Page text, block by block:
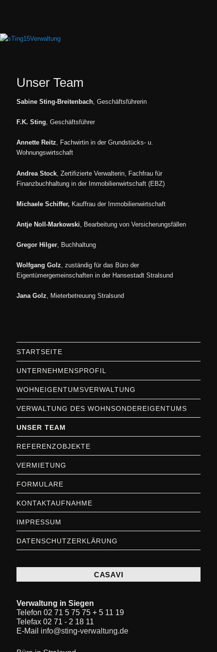
springen
Unser Team
Sabine Sting-Breitenbach, Geschäftsführerin
F.K. Sting, Geschäftsführer
Annette Reitz, Fachwirtin in der Grundstücks- u.
Wohnungswirtschaft
Andrea Stock , Zertifizierte Verwalterin, Fachfrau für
Finanzbuchhaltung in der Immobilienwirtschaft (EBZ)
Michaele Schiffer, Kauffrau der Immobilienwirtschaft
Antje Noll-Markowski , Bearbeitung von Versicherungsfällen
Gregor Hilger , Buchhaltung
Wolfgang Golz, zuständig für das Büro der
Eigentümergemeinschaften in der Hansestadt Stralsund
Jana Golz, Mieterbetreuung Stralsund
STARTSEITE
UNTERNEHMENSPROFIL
WOHNEIGENTUMSVERWALTUNG
VERWALTUNG DES WOHNSONDEREIGENTUMS
UNSER TEAM
REFERENZOBJEKTE
VERMIETUNG
FORMULARE
KONTAKTAUFNAHME
IMPRESSUM
DATENSCHUTZERKLÄRUNG
CASAVI
Verwaltung in Siegen
Telefon 02 71 5 75 75 + 5 11 19
Telefax 02 71 - 2 18 11
E-Mail info@sting-verwaltung.de